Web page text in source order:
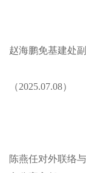
赵海鹏免基建处
（2025.07.08）
陈燕任对外联络